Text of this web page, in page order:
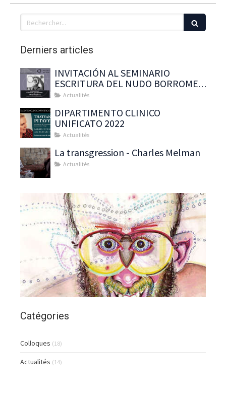
Rechercher
Derniers articles
INVITACIÓN AL SEMINARIO
ESCRITURA DEL NUDO BORROMEO
CON : Thatyana Pitavy
Actualités
DIPARTIMENTO CLINICO
UNIFICATO 2022
Actualités
La transgression - Charles Melman
Actualités
Catégories
Colloques (18)
Actualités (14)